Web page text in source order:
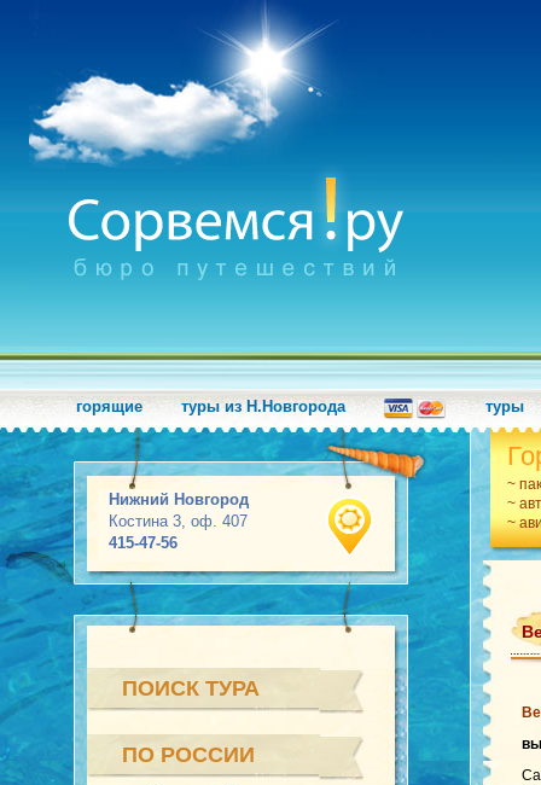
горящие туры из Н.Новгорода туры
Нижний Новгород
Костина 3, оф. 407
415-47-56
~
~
~
ПОИСК ТУРА
ПО РОССИИ